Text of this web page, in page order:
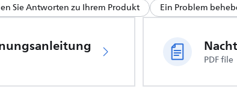
Sie Antworten zu Ihrem Produkt Ein Problem
PDF file